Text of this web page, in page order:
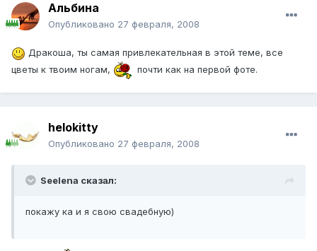
Альбина
Опубликовано 27 февраля, 2008
Дракоша, ты самая привлекательная в этой теме, все
цветы к твоим ногам,
почти как на первой фоте.
helokitty
Опубликовано 27 февраля, 2008
Seelena сказал:
покажу ка и я свою свадебную)